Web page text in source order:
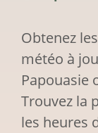
Obtenez
météo à
Papouasie
Trouvez la
les heures